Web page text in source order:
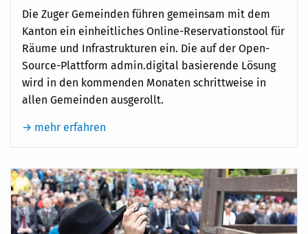
Die Zuger Gemeinden führen gemeinsam mit dem
Kanton ein einheitliches Online-Reservationstool für
Räume und Infrastrukturen ein. Die auf der Open-
Source-Plattform admin.digital basierende Lösung
wird in den kommenden Monaten schrittweise in
allen Gemeinden ausgerollt.
→ mehr erfahren